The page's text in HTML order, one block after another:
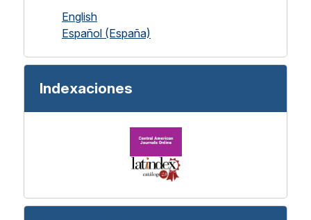
English
Español (España)
Indexaciones